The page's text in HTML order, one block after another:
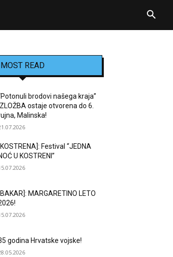
MOST READ
brodovi našega kraja”
IZLOŽBA ostaje otvorena do 6.
Malinska!
Festival “JEDNA
U KOSTRENI”
MARGARETINO LETO
godina Hrvatske vojske!